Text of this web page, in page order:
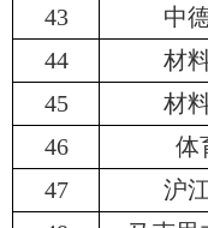
43
中
44
材
45
材
46
体
47
沪